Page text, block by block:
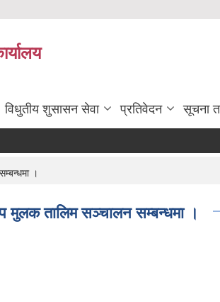
विधुतीय शुसासन सेवा प्रतिवेदन सूचना
।
मुलक तालिम सञ्चालन सम्बन्धमा ।